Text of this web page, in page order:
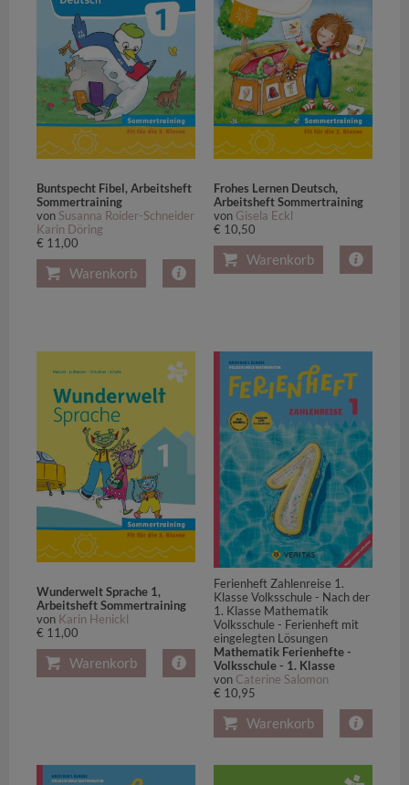
Buntspecht Fibel, Arbeitsheft
Sommertraining
von Susanna Roider-Schneider
Karin Döring
€ 11,00
Warenkorb
Frohes Lernen Deutsch,
Arbeitsheft Sommertraining
von Gisela Eckl
€ 10,50
Warenkorb
Wunderwelt Sprache 1,
Arbeitsheft Sommertraining
von Karin Henickl
€ 11,00
Warenkorb
Ferienheft Zahlenreise 1.
Klasse Volksschule - Nach der
1. Klasse Mathematik
Volksschule - Ferienheft mit
eingelegten Lösungen
Mathematik Ferienhefte -
Volksschule - 1. Klasse
von Caterine Salomon
€ 10,95
Warenkorb